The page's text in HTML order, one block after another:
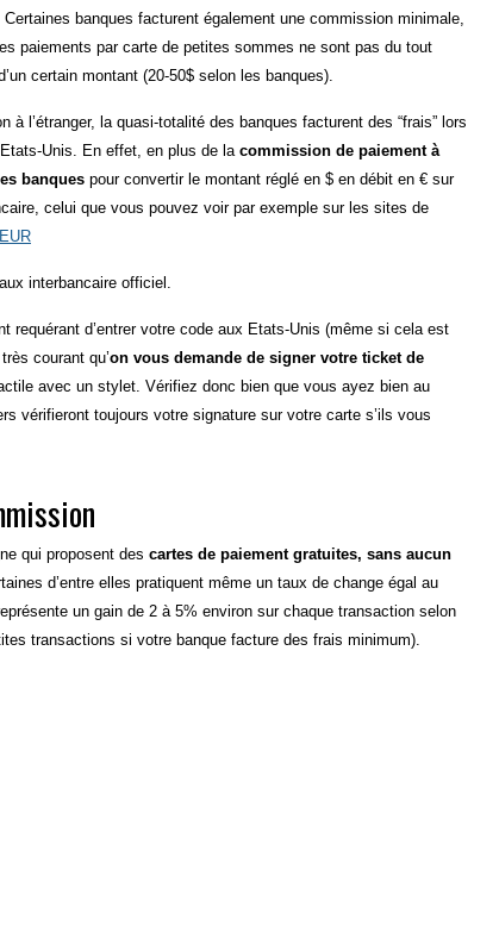
banques facturent également une commission minimale,
paiements par carte de petites sommes ne sont pas du tout
certain montant (20-50$ selon les banques).
à l’étranger, la quasi-totalité des banques facturent des “frais” lors
Unis. En effet, en plus de la commission de paiement à
banques pour convertir le montant réglé en $ en débit en € sur
celui que vous pouvez voir par exemple sur les sites de
interbancaire officiel.
requérant d’entrer votre code aux Etats-Unis (même si cela est
courant qu’on vous demande de signer votre ticket de
avec un stylet. Vérifiez donc bien que vous ayez bien au
vérifieront toujours votre signature sur votre carte s’ils vous
qui proposent des cartes de paiement gratuites, sans aucun
d’entre elles pratiquent même un taux de change égal au
un gain de 2 à 5% environ sur chaque transaction selon
transactions si votre banque facture des frais minimum).